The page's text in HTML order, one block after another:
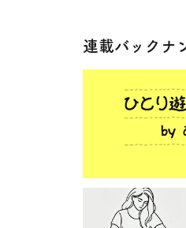
連載バックナ